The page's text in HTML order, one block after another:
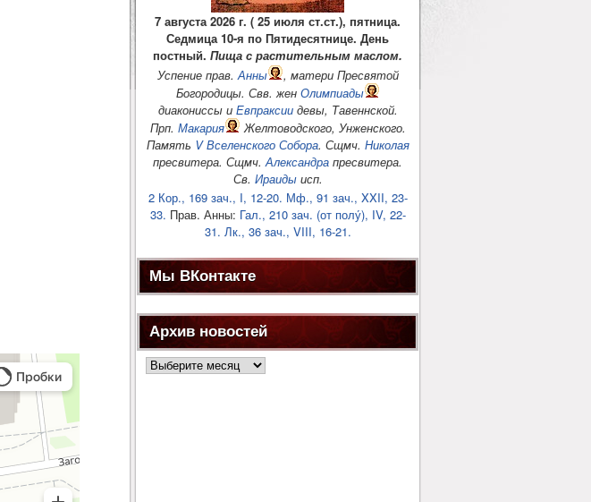
7 августа 2026 г. ( 25 июля ст.ст.), пятница.
Седмица 10-я по Пятидесятнице. День
постный. Пища с растительным маслом.
Успение прав.Анны
, матери Пресвятой
Богородицы. Свв. жен Олимпиады
диакониссы и Евпраксиидевы, Тавеннской.
Прп. Макария
Желтоводского, Унженского.
Память V Вселенского Собора. Сщмч. Николая
пресвитера. Сщмч.Александра пресвитера.
Св. Ираидыисп.
2 Кор., 169 зач., I, 12-20. Мф., 91 зач., XXII, 23-
33. Прав. Анны: Гал., 210 зач. (от полу́), IV, 22-
31. Лк., 36 зач., VIII, 16-21.
Мы ВКонтакте
Архив новостей
Архив
новостей